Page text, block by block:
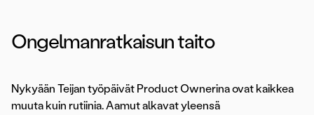
Ongelmanratkaisun taito
Nykyään Teijan työpäivät Product Ownerina ovat kaikkea
muuta kuin rutiinia. Aamut alkavat yleensä